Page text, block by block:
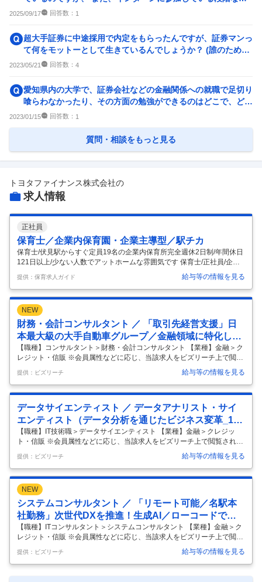
企業の選考に関するクチコミ
2件 4件
に 27卒の新卒採用...
2025/09/17 回答数： 1
超大手証券に中途採用で内定をもらったんですが、証券マンっ
て何をモットーとして生きているんでしょうか？ (誰のために
生きてるとか、何をし...
2023/05/21 回答数： 4
愛知県内の大学で、証券会社などの金融関係への就職で足切り
喰らわなかったり、その方面の勉強ができるのはどこで、どの
学部でしょうか？ 愛知...
2023/01/15 回答数： 1
質問・相談をもっと見る
トヨタファイナンス株式会社の
求人情報
正社員
保育士／企業内保育園・企業主導型／駅チカ
保育士/伏見駅からすぐ定員19名の企業内保育所完全週休2日制/年間休日
121日以上/少ない人数でアットホームな雰囲気です 保育士/正社員/企業
内/駅チカ 名古屋市中区にある小規模園にて 正社員の募集です 伏見駅3
番出口からすぐの好立地 仕事内容 〇保育業務全般 ・室内遊びの見守り
・お散歩 ・おむつ替え ・食事の介助 等 勤務条件 〇雇用形態 正社員 〇
入職日 即日可 〇出勤日数 月～日曜日のうち週5日 ・完全週休2日制 ・年
間休日121日以上 ※給食は園の栄養士が調理します。 ※昼休憩は子ども
と離れて1hとります。 すぐに選考に入るわけではないので 是非お気軽
にお問い合わせください 給与：月…
提供：保育求人ガイド 給与等の情報を見る
NEW
財務・会計コンサルタント ／ 「取引先経営支援」日
本最大級の大手自動車グループ／金融領域に特化した
プロフェッショナル集団
【職種】コンサルタント＞財務・会計コンサルタント 【業種】金融＞ク
レジット・信販 ※会員属性などに応じ、当該求人をビズリーチ上で閲覧
された際に内容が異なる場合があります 【当社について】 当社は、世界
35以上の国・地域でトップクラスの完成車グループの金融サービスを担
っております。 主に、自動車販売に関する金融事業、クレジットカード
事業等を手掛けております。 自動車メーカー系金融会社という立場か
ら、グループの持つ技術やネットワークを活用し、既存の金融機関とは
一線を画した先進的な事業モデルを作り出して参りました。 『期待を超
える金融サービスで、モビリティ社会の未来とお客様の笑顔を創造しま
す。』をミ…
提供：ビズリーチ 給与等の情報を見る
データサイエンティスト ／ データアナリスト・サイ
エンティスト（データ分析を通じたビジネス変革_150
0万人の顧客基盤）
【職種】IT技術職＞データサイエンティスト 【業種】金融＞クレジッ
ト・信販 ※会員属性などに応じ、当該求人をビズリーチ上で閲覧された
際に内容が異なる場合があります 【当社につきまして】 当社はトヨタグ
ループの金融分野を担う中核企業として、自動車割賦・クレジットカー
ド事業等の金融・決済サービスを展開しております。 グループの持つ技
術やネットワークを活用し、既存の金融機関とは一線を画した事業モデ
ルを創り出してまいりました。 ＜事業例＞ ・自動車販売金融事業：全国
の販売会社との強固なネットワークを活かし、質の高い金融サービスを
提供しています。 ・クレジットカード事業：上記販売店および提携企業
の獲得チ…
提供：ビズリーチ 給与等の情報を見る
NEW
システムコンサルタント ／ 「リモート可能／名駅本
社勤務」次世代DXを推進！生成AI／ローコードで組
織を変革するSE
【職種】ITコンサルタント＞システムコンサルタント 【業種】金融＞ク
レジット・信販 ※会員属性などに応じ、当該求人をビズリーチ上で閲覧
された際に内容が異なる場合があります 【当社につきまして】 当社はト
ヨタグループの金融分野を担う中核企業として、自動車割賦・クレジッ
トカード事業等の金融・決済サービスを展開しております。 自動車業界
は100年に一度の変革期と言われている昨今の市況を好機ととらえ、ト
提供：ビズリーチ 給与等の情報を見る